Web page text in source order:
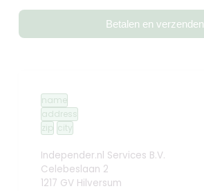
Betalen en verzenden
name
address
zip city
Independer.nl Services B.V.
Celebeslaan 2
1217 GV Hilversum